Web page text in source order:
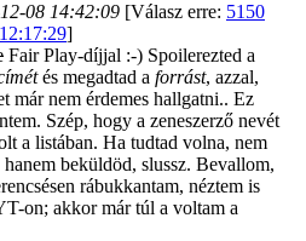
08 14:42:09 [Válasz erre: 5150
]
Fair Play-díjjal :-) Spoilerezted a
és megadtad a forrást, azzal,
már nem érdemes hallgatni.. Ez
Szép, hogy a zeneszerző nevét
a listában. Ha tudtad volna, nem
beküldöd, slussz. Bevallom,
rábukkantam, néztem is
on; akkor már túl a voltam a